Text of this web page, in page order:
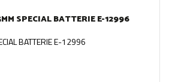
SPECIAL BATTERIE E-12996
BATTERIE E-12996